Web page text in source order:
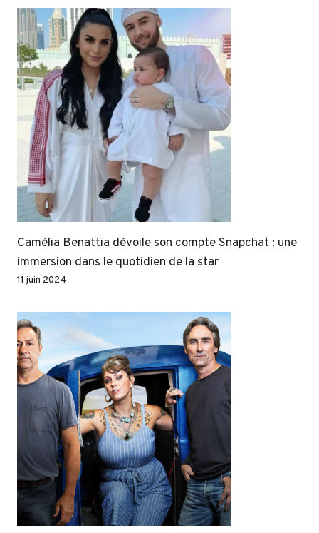
Camélia Benattia dévoile son compte Snapchat : une
immersion dans le quotidien de la star
11 juin 2024